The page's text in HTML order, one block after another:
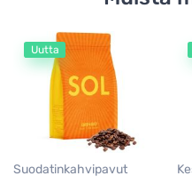
Uutta
Suodatinkahvipavut